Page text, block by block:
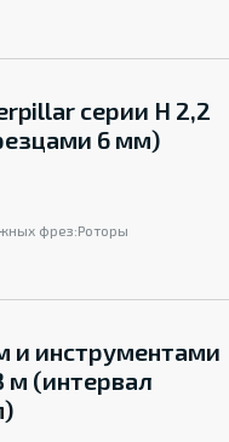
серии H 2,2
6 мм)
фрез:Роторы
и инструментами
м (интервал